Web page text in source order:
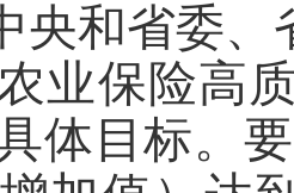
央和省委
业保险高
体目标。